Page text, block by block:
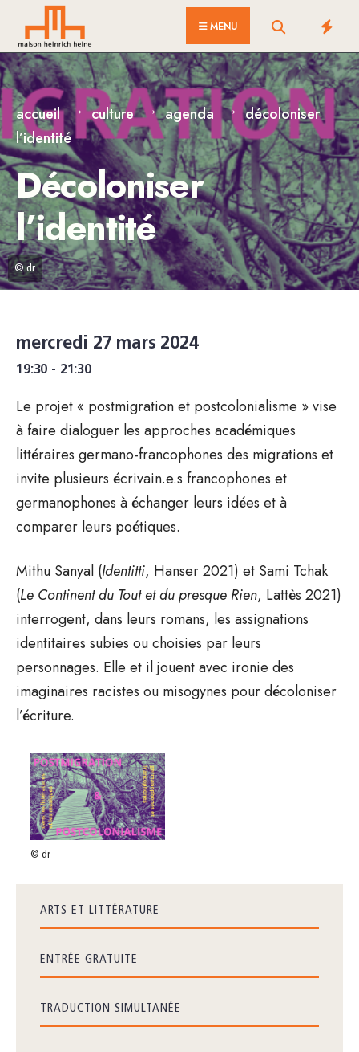
content
MENU
© dr
accueil culture agenda
décoloniser
l’identité
Décoloniser
l’identité
mercredi 27 mars 2024
19:30 - 21:30
Le projet « postmigration et postcolonialisme » vise
à faire dialoguer les approches académiques
littéraires germano-francophones des migrations et
invite plusieurs écrivain.e.s francophones et
germanophones à échanger leurs idées et à
comparer leurs poétiques.
Mithu Sanyal (Identitti, Hanser 2021) et Sami Tchak
(Le Continent du Tout et du presque Rien, Lattès 2021)
interrogent, dans leurs romans, les assignations
identitaires subies ou choisies par leurs
personnages. Elle et il jouent avec ironie des
imaginaires racistes ou misogynes pour décoloniser
l’écriture.
© dr
ARTS ET LITTÉRATURE
ENTRÉE GRATUITE
TRADUCTION SIMULTANÉE